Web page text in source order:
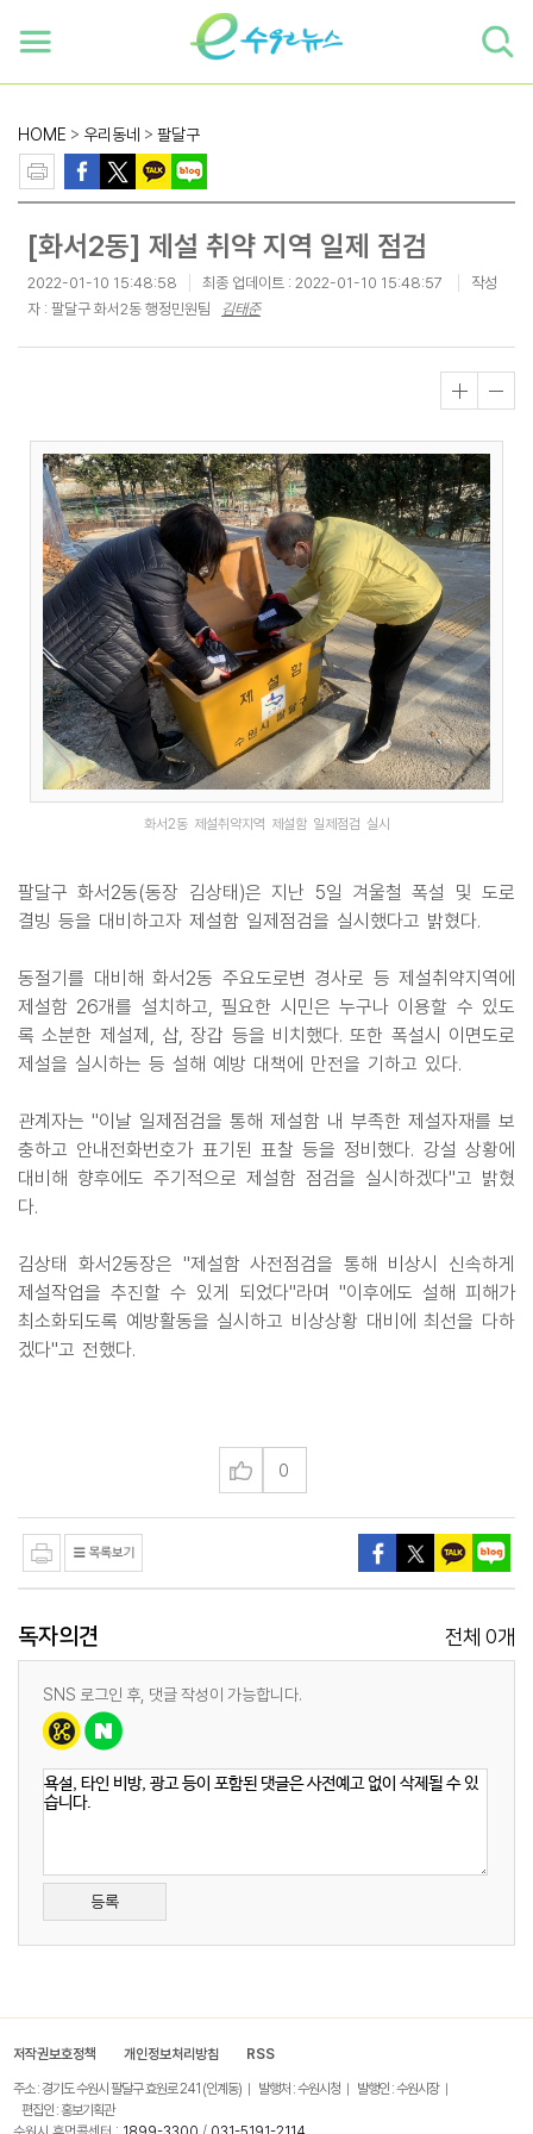
HOME > 우리동네 > 팔달구
[화서2동] 제설 취약 지역 일제 점검
2022-01-10 15:48:58 최종 업데이트 : 2022-01-10 15:48:57
작성
자 : 팔달구 화서2동 행정민원팀
김태준
화서2동 제설취약지역 제설함 일제점검 실시
팔달구 화서2동(동장 김상태)은 지난 5일 겨울철 폭설 및 도로
결빙 등을 대비하고자 제설함 일제점검을 실시했다고 밝혔다.
동절기를 대비해 화서2동 주요도로변 경사로 등 제설취약지역에
제설함 26개를 설치하고, 필요한 시민은 누구나 이용할 수 있도
록 소분한 제설제, 삽, 장갑 등을 비치했다. 또한 폭설시 이면도로
제설을 실시하는 등 설해 예방 대책에 만전을 기하고 있다.
관계자는 "이날 일제점검을 통해 제설함 내 부족한 제설자재를 보
충하고 안내전화번호가 표기된 표찰 등을 정비했다. 강설 상황에
대비해 향후에도 주기적으로 제설함 점검을 실시하겠다"고 밝혔
다.
김상태 화서2동장은 "제설함 사전점검을 통해 비상시 신속하게
제설작업을 추진할 수 있게 되었다"라며 "이후에도 설해 피해가
최소화되도록 예방활동을 실시하고 비상상황 대비에 최선을 다하
겠다"고 전했다.
0
독자의견 전체 0개
SNS 로그인 후, 댓글 작성이 가능합니다.
등록
저작권보호정책 개인정보처리방침 RSS
주소 : 경기도 수원시 팔달구 효원로 241 (인계동) 발행처 : 수원시청
발행인 : 수원시장
편집인 : 홍보기획관